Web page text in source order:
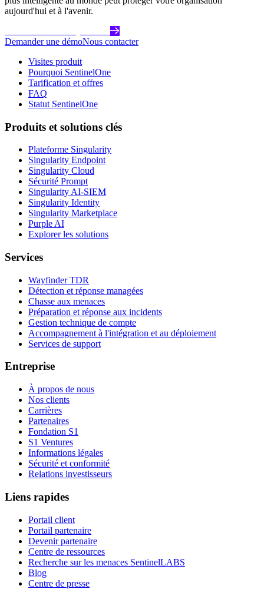
aujourd'hui et à l'avenir.
Demander une démoNous contacter
Visites produit
Pourquoi SentinelOne
Tarification et offres
FAQ
Statut SentinelOne
Produits et solutions clés
Plateforme Singularity
Singularity Endpoint
Singularity Cloud
Sécurité Prompt
Singularity AI-SIEM
Singularity Identity
Singularity Marketplace
Purple AI
Explorer les solutions
Services
Wayfinder TDR
Détection et réponse managées
Chasse aux menaces
Préparation et réponse aux incidents
Gestion technique de compte
Accompagnement à l'intégration et au déploiement
Services de support
Entreprise
À propos de nous
Nos clients
Carrières
Partenaires
Fondation S1
S1 Ventures
Informations légales
Sécurité et conformité
Relations investisseurs
Liens rapides
Portail client
Portail partenaire
Devenir partenaire
Centre de ressources
Recherche sur les menaces SentinelLABS
Blog
Centre de presse